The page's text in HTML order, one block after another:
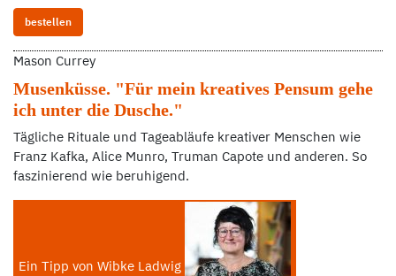
bestellen
Mason Currey
Musenküsse. "Für mein kreatives Pensum gehe
ich unter die Dusche."
Tägliche Rituale und Tageabläufe kreativer Menschen wie
Franz Kafka, Alice Munro, Truman Capote und anderen. So
faszinierend wie beruhigend.
Ein Tipp von Wibke Ladwig